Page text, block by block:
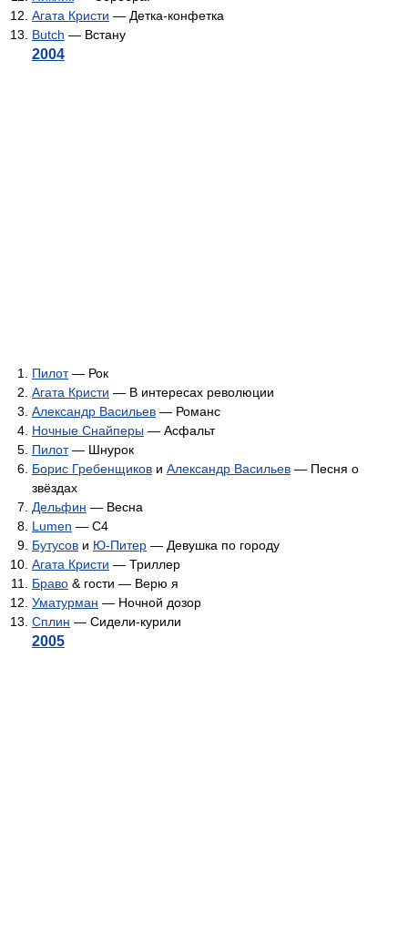
Агата Кристи — Детка-конфетка
Butch — Встану
2004
Пилот— Рок
Агата Кристи — В интересах революции
Александр Васильев — Романс
Ночные Снайперы — Асфальт
Пилот— Шнурок
Борис Гребенщиков и Александр Васильев — Песня о
звёздах
Дельфин — Весна
Lumen — C4
Бутусов и Ю-Питер — Девушка по городу
Агата Кристи — Триллер
Браво & гости — Верю я
Уматурман — Ночной дозор
Сплин — Сидели-курили
2005